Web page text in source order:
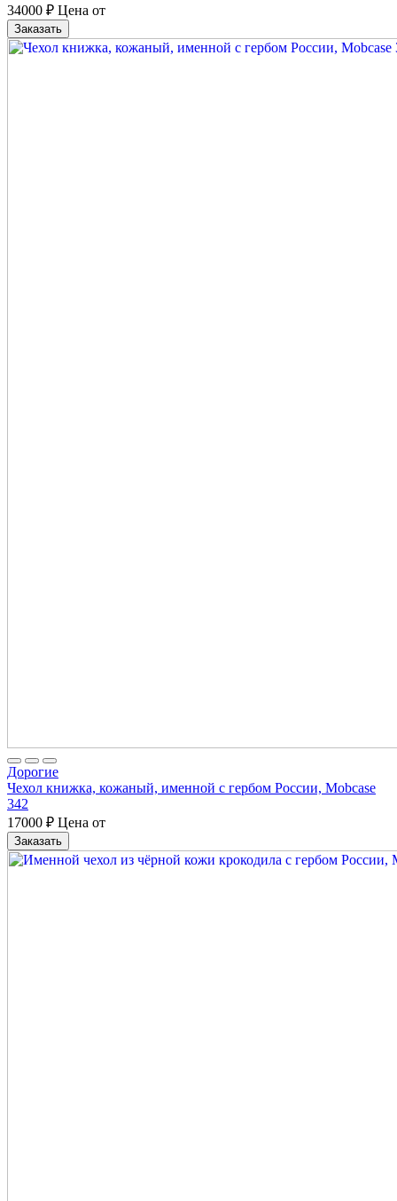
34000 ₽ Цена от
Заказать
Дорогие
Чехол книжка, кожаный, именной с гербом России, Mobcase
342
17000 ₽ Цена от
Заказать